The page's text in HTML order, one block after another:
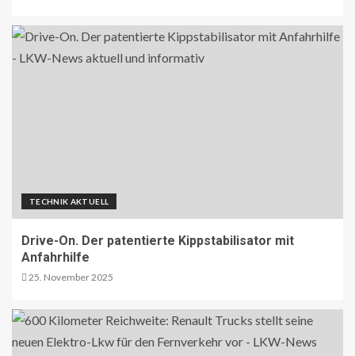
TECHNIK AKTUELL
Drive-On. Der patentierte Kippstabilisator mit
Anfahrhilfe
25. November 2025